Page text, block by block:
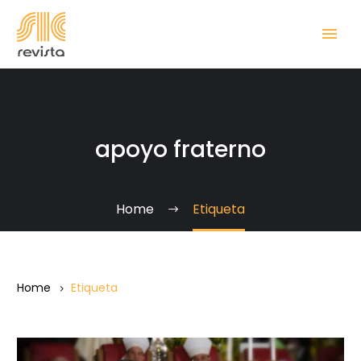
apoyo fraterno
Home Etiqueta
Home Etiqueta
Las